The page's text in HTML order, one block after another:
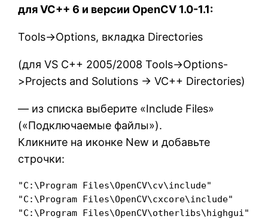
для VC++ 6 и версии OpenCV 1.0-1.1:
Tools->Options, вкладка Directories
(для VS C++ 2005/2008 Tools->Options-
>Projects and Solutions -> VC++ Directories)
— из списка выберите «Include Files»
(«Подключаемые файлы»).
Кликните на иконке New и добавьте
строчки:
"C:\Program Files\OpenCV\cv\include"
"C:\Program Files\OpenCV\cxcore\include"
"C:\Program Files\OpenCV\otherlibs\highgui"